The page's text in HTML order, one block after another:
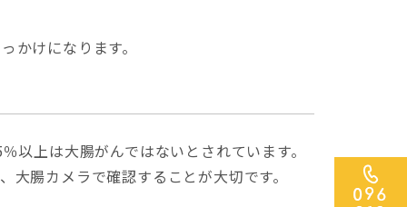
かけになります。
上は大腸がんではないとされています。
腸カメラで確認することが大切です。